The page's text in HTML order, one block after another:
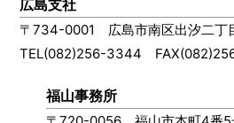
広島支社
〒734-0001 広島市南区出汐二丁
TEL(082)256-3344
福山事務所